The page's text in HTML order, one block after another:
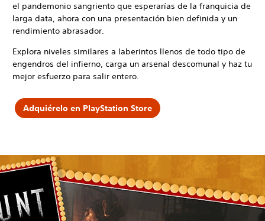
el pandemonio sangriento que esperarías de la franquicia de
larga data, ahora con una presentación bien definida y un
rendimiento abrasador.
Explora niveles similares a laberintos llenos de todo tipo de
engendros del infierno, carga un arsenal descomunal y haz tu
mejor esfuerzo para salir entero.
Adquiérelo en PlayStation Store